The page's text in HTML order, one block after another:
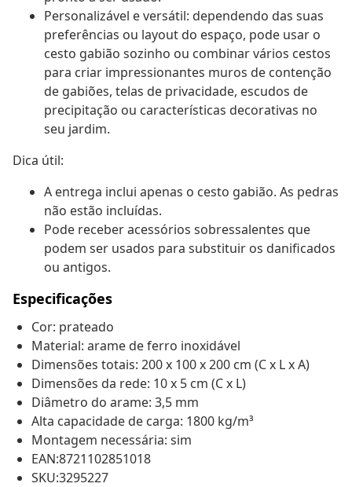
Personalizável e versátil: dependendo das suas
preferências ou layout do espaço, pode usar o
cesto gabião sozinho ou combinar vários cestos
para criar impressionantes muros de contenção
de gabiões, telas de privacidade, escudos de
precipitação ou características decorativas no
seu jardim.
Dica útil:
A entrega inclui apenas o cesto gabião. As pedras
não estão incluídas.
Pode receber acessórios sobressalentes que
podem ser usados para substituir os danificados
ou antigos.
Especificações
Cor: prateado
Material: arame de ferro inoxidável
Dimensões totais: 200 x 100 x 200 cm (C x L x A)
Dimensões da rede: 10 x 5 cm (C x L)
Diâmetro do arame: 3,5 mm
Alta capacidade de carga: 1800 kg/m³
Montagem necessária: sim
EAN:8721102851018
SKU:3295227